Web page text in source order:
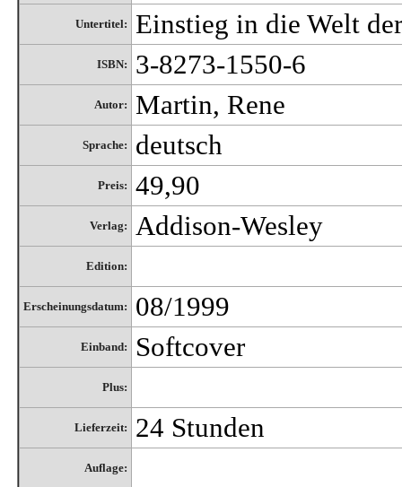
Untertitel: Einstieg in die Welt
ISBN: 3-8273-1550-6
Autor: Martin, Rene
Sprache: deutsch
Preis: 49,90
Verlag: Addison-Wesley
Edition:
Erscheinungsdatum: 08/1999
Einband: Softcover
Plus:
Lieferzeit: 24 Stunden
Auflage: